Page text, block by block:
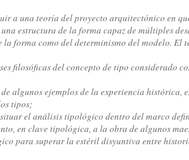
a una teoría del proyecto arquitectónico en
estructura de la forma capaz de múltiples
la forma como del determinismo del modelo. El
filosóficas del concepto de tipo considerado
algunos ejemplos de la experiencia histórica,
tipos;
el análisis tipológico dentro del marco
en clave tipológica, a la obra de algunos
para superar la estéril disyuntiva entre